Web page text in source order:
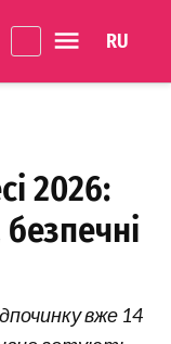
2026:
безпечні
вже 14